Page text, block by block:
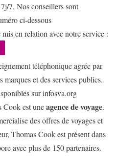
7. Nos conseillers sont
ci-dessous
en relation avec notre service :
téléphonique agrée par
et des services publics.
sur infosva.org
Cook est uneagence de voyage.
des offres de voyages et
Thomas Cook est présent dans
avec plus de 150 partenaires.